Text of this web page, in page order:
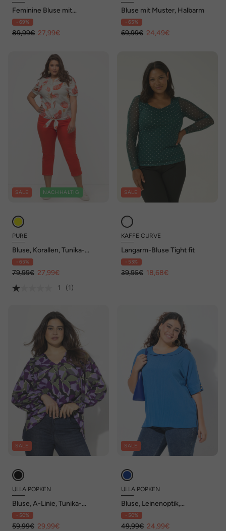
Feminine Bluse mit
aufregender
Ausschnittlösung
- 69%
89,99€ 27,99€
Bluse mit Muster, Halbarm
- 65%
69,99€ 24,49€
SALE NACHHALTIG
PURE
Bluse, Korallen, Tunika-
Ausschnitt, Halbarm,
Biobaumwolle
- 65%
79,99€ 27,99€
1
(1)
SALE
KAFFE CURVE
Langarm-Bluse Tight fit
- 53%
39,95€ 18,68€
SALE
ULLA POPKEN
Bluse, A-Linie, Tunika-
Ausschnitt, Ziernähte, 3/4-
Arm
- 50%
59,99€ 29,99€
SALE
ULLA POPKEN
Bluse, Leinenoptik,
Oversized, Tellerkragen,
Halbarm
- 50%
49,99€ 24,99€